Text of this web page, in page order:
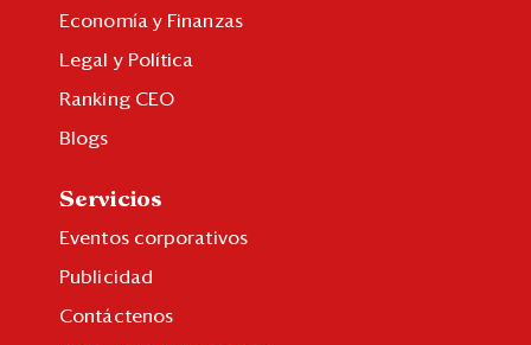
Economía y Finanzas
Legal y Política
Ranking CEO
Blogs
Servicios
Eventos corporativos
Publicidad
Contáctenos